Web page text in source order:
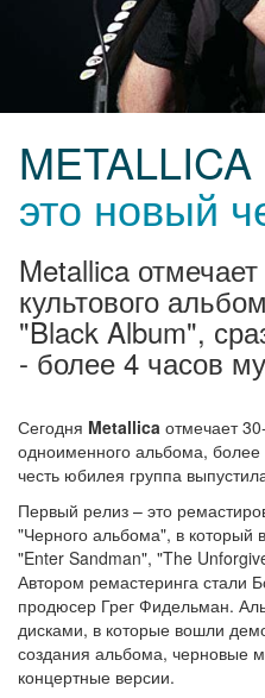
METALLICA
это новый
Metallica
культового
"Black Album",
- более 4 часов
Сегодня Metallica отмечает
одноименного альбома, более
честь юбилея группа
Первый релиз – это
"Черного альбома", в который
"Enter Sandman", "The
Автором ремастеринга стали
продюсер Грег Фидельман.
дисками, в которые вошли
создания альбома, черновые
концертные версии.